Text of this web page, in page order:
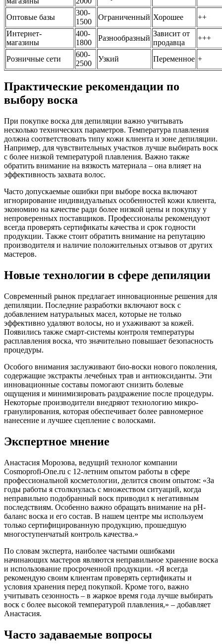
Оптовые базы
300-
1500
Ограниченный Хорошее
++
Интернет-
магазины
400-
1800
Разнообразный
Зависит от
продавца
+++
Розничные сети
600-
2500
Узкий Переменное +
Практические рекомендации по
выбору воска
При покупке воска для депиляции важно учитывать
несколько технических параметров. Температура плавления
должна соответствовать типу кожи клиента и зоне депиляции.
Например, для чувствительных участков лучше выбирать воск
с более низкой температурой плавления. Важно также
обратить внимание на вязкость материала – она влияет на
эффективность захвата волос.
Часто допускаемые ошибки при выборе воска включают
игнорирование индивидуальных особенностей кожи клиента,
экономию на качестве ради более низкой цены и покупку у
непроверенных поставщиков. Профессионалы рекомендуют
всегда проверять сертификаты качества и срок годности
продукции. Также стоит обратить внимание на репутацию
производителя и наличие положительных отзывов от других
мастеров.
Новые технологии в сфере депиляции
Современный рынок предлагает инновационные решения для
депиляции. Последние разработки включают воск с
добавлением натуральных масел, которые не только
эффективно удаляют волосы, но и ухаживают за кожей.
Появились также смарт-системы контроля температуры
расплавления воска, что значительно повышает безопасность
процедуры.
Особого внимания заслуживают био-воски нового поколения,
содержащие экстракты лечебных трав и антиоксиданты. Эти
инновационные составы помогают снизить болевые
ощущения и минимизировать раздражение после процедуры.
Некоторые производители внедряют технологию микро-
гранулирования, которая обеспечивает более равномерное
нанесение и лучшее сцепление с волосками.
Экспертное мнение
Анастасия Морозова, ведущий технолог компании
Cosmoprofi-One.ru с 12-летним опытом работы в сфере
профессиональной косметологии, делится своим опытом: «За
годы работы я столкнулась с множеством ситуаций, когда
неправильно подобранный воск приводил к негативным
последствиям. Особенно важно обращать внимание на pH-
баланс воска и его состав. В нашем центре мы используем
только сертифицированную продукцию, прошедшую
многоступенчатый контроль качества.»
По словам эксперта, наиболее частыми ошибками
начинающих мастеров являются неправильное хранение воска
и использование просроченной продукции. «Я всегда
рекомендую своим клиентам проверять сертификаты и
условия хранения перед покупкой. Кроме того, важно
учитывать сезонность – в жаркое время года лучше выбирать
воск с более высокой температурой плавления,» – добавляет
Анастасия.
Часто задаваемые вопросы